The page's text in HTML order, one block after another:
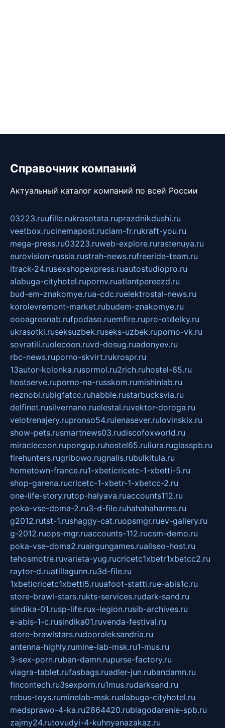
Справочник компаний
Актуальный каталог компаний по всей России
03223.ruufille.rukrasotata.ruprazdnikdushi.ru
veetbox.rucinemapost.ruciam-fr.rukraft-you.ru
mega-press.ru03223.ruweb-explore.rurastenuya.ru
eurovision-russia.rustrah-news.rufreeride-team.ru
itrack-24.rusexshopexpress.ruautostudiopro.ru
alabuga-cityhotel.rupornv.ruatlantpereezd.ru
bud-em-znakomye.rua-cdc.ruelektrostal-news.ru
korolevremont-market.rubudem-znakomye.ru
oooagrosnab.rufpodaso.ruemfire.rupro-otdelky.ru
ukrasotki.ruseksuzbek.ruseks-uzbek.ruporno-vk.ru
sovratili.ruolecoon.ruvd-dosug.ruadonyev.ru
rbc-news.ruporno-skvirt.rukrospr.ru
13autor-kolonka.rusormol.ru2rich.ruhostel-65.ru
hostserve.ruporno-na-russkom.rumishinlab.ru
neznobi.rubigfatcc.ruhabble.rustarbucksvia.ru
delfinet.rusilvernano.ruelestal.ruvektor-doroga.ru
velotrenajery.rupronso54.rulenasever.rulovinskix.ru
show-pets.rusmartnews03.rudiscofoxworld.ru
miraclecoon.rupongup.ruhostel65.ruliura.ruglasspb.ru
firehunters.rugribowo.rugnalis.rubulkitula.ru
hometown-france.ru1-xbeticricetc-1-xbetti-5.ru
shop-garena.rucricetc-1-xbetr-1-xbetcc-2.ru
one-life-story.rutop-halyava.ruaccounts112.ru
poka-vse-doma-2.ru3-d-file.ruhahahaharms.ru
g2012.rutst-1.rushaggy-cat.ruopsmgr.ruev-gallery.ru
g-2012.ruops-mgr.ruaccounts-112.rucsm-demo.ru
poka-vse-doma2.ruairgungames.ruallseo-host.ru
tehosmotre.ruvarieta-yug.rucricetc1xbetr1xbetcc2.ru
raytor-d.ruatillagunn.ru3d-file.ru
1xbeticricetc1xbetti5.ruuafoot-statti.rue-abis1c.ru
store-brawl-stars.rukts-services.rudark-sand.ru
sindika-01.rusp-life.rux-legion.rusib-archives.ru
e-abis-1-c.rusindika01.ruvenda-festival.ru
store-brawlstars.rudooraleksandria.ru
antenna-highly.rumine-lab-msk.ru1-mus.ru
3-sex-porn.ruban-damn.rupurse-factory.ru
viagra-tablet.rufasbags.ruadler-jun.rubandamn.ru
fincontech.ru3sexporn.ru1mus.rudarksand.ru
rebus-toys.ruminelab-msk.rualabuga-cityhotel.ru
medsprawo-4-ka.ru2864420.rublagodarenie-spb.ru
zajmy24.rutovudyi-4-kuhnyanazakaz.ru